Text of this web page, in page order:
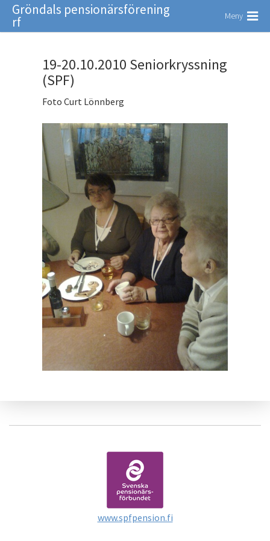
Gröndals pensionärsförening
rf Meny
19-20.10.2010 Seniorkryssning
(SPF)
Foto Curt Lönnberg
www.spfpension.fi